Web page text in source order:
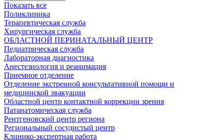
Показать все
Поликлиника
Терапевтическая служба
Хирургическая служба
ОБЛАСТНОЙ ПЕРИНАТАЛЬНЫЙ ЦЕНТР
Педиатрическая служба
Лабораторная диагностика
Анестезиология и реанимация
Приемное отделение
Отделение экстренной консультативной помощи и
медицинской эвакуации
Областной центр контактной коррекции зрения
Патанатомическая служба
Рентгеновский центр региона
Региональный сосудистый центр
Клинико-экспертная работа